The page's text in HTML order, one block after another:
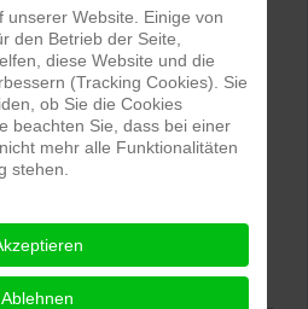
und Bildbearbeitung in
Rezensionen
|Bewertung abgeben
unserer Website. Einige von
den Betrieb der Seite,
diese Website und die
(Tracking Cookies). Sie
ob Sie die Cookies
beachten Sie, dass bei einer
mehr alle Funktionalitäten
stehen.
Ablehnen